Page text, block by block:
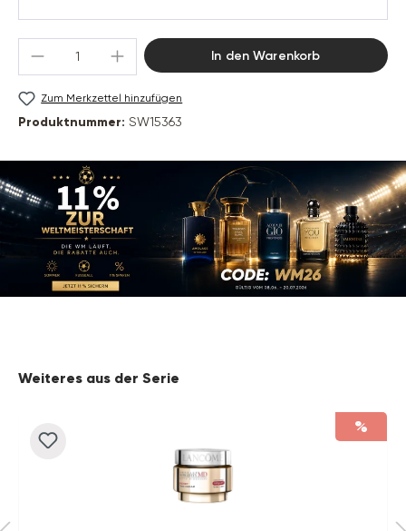
Produkt Anzahl: Gib den gewünschten
In den Warenkorb
Zum Merkzettel hinzufügen
Produktnummer: SW15363
Produktgalerie überspringen
Weiteres aus der Serie
%